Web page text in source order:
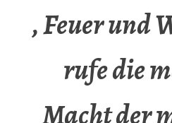
, Feuer und
rufe die
Macht der